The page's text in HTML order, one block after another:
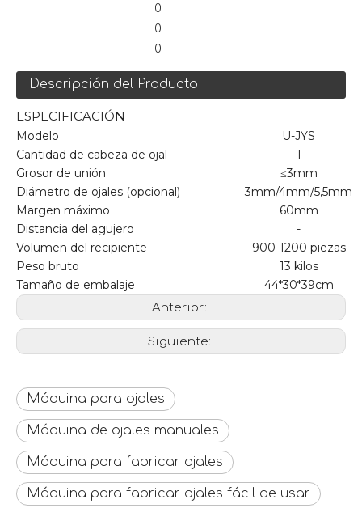
0
0
0
Descripción del Producto
ESPECIFICACIÓN
Modelo
U-JYS
Cantidad de cabeza de ojal
1
Grosor de unión
≤3mm
Diámetro de ojales (opcional)
3mm/4mm/5,5mm
Margen máximo
60mm
Distancia del agujero
-
Volumen del recipiente
900-1200 piezas
Peso bruto
13 kilos
Tamaño de embalaje
44*30*39cm
Anterior:
Siguiente:
Máquina para ojales
Máquina de ojales manuales
Máquina para fabricar ojales
Máquina para fabricar ojales fácil de usar